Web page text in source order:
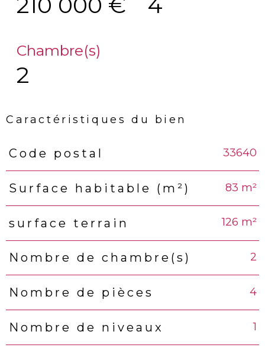
Chambre(s)
2
Caractéristiques du bien
Caractéristiques
Code postal 33640
Surface habitable (m²) 83 m²
surface terrain 126 m²
Nombre de chambre(s) 2
Nombre de pièces 4
Nombre de niveaux 1